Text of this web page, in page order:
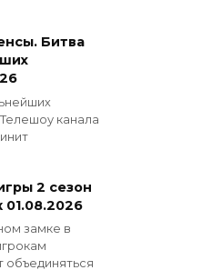
Битва
канала
2 сезон
01.08.2026
замке в
объединяться